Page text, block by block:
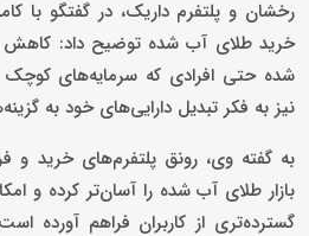
رخشان و پلتفرم داریک، در گفتگو با
خرید طلای آب‌ شده توضیح داد:
شده حتی افرادی که سرمایه‌های کوچک
نیز به فکر تبدیل دارایی‌های خود به
به گفته وی، رونق پلتفرم‌های خرید
بازار طلای آب‌ شده را آسان‌تر کرده و
گسترده‌تری از کاربران فراهم آورده